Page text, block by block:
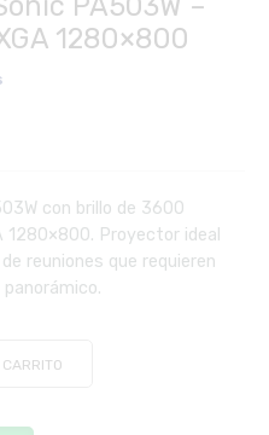
1280×800
con brillo de 3600
1280×800. Proyector ideal
reuniones que requieren